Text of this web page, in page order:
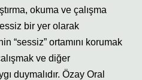
okuma ve çalışma
bir yer olarak
“sessiz” ortamını korumak
ve diğer
duymalıdır. Özay Oral